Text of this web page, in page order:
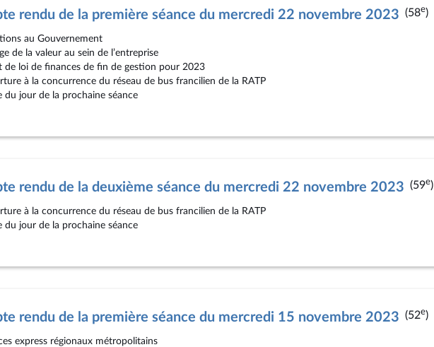
rendu de la première séance du mercredi 22 novembre 2023 (58e)
au Gouvernement
de la valeur au sein de l’entreprise
de loi de finances de fin de gestion pour 2023
à la concurrence du réseau de bus francilien de la RATP
du jour de la prochaine séance
rendu de la deuxième séance du mercredi 22 novembre 2023 (59e)
à la concurrence du réseau de bus francilien de la RATP
du jour de la prochaine séance
rendu de la première séance du mercredi 15 novembre 2023 (52e)
express régionaux métropolitains